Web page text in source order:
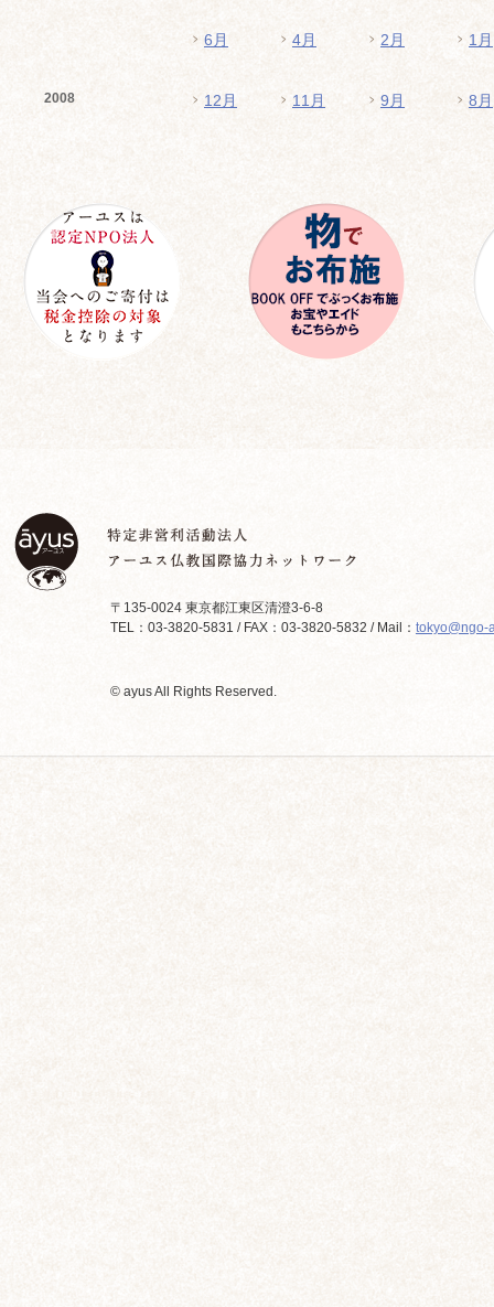
6月 4月 2月 1月
2008 12月 11月 9月 8月
〒135-0024 東京都江東区清澄3-6-8
TEL：03-3820-5831 / FAX：03-3820-5832 / Mail： tokyo@ngo-
© ayus All Rights Reserved.